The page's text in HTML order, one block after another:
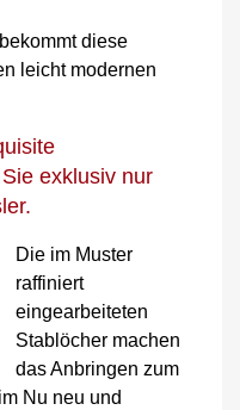
diese
leicht modernen
exklusiv nur
Die im Muster
raffiniert
eingearbeiteten
Stablöcher machen
das Anbringen zum
Nu neu und